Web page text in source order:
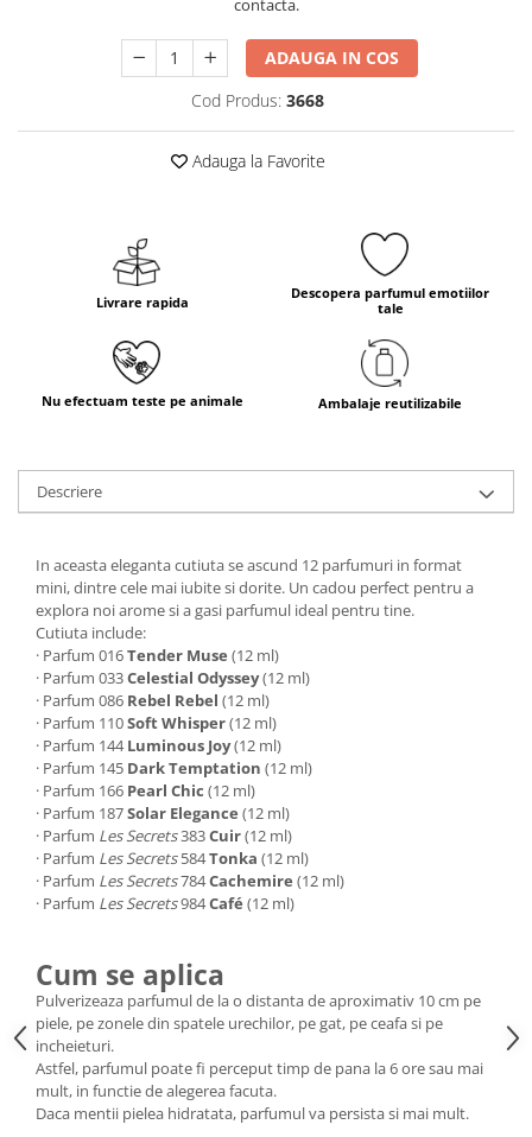
contacta.
ADAUGA IN COS
Cod Produs: 3668
Adauga la Favorite
Livrare rapida
Descopera parfumul emotiilor
tale
Nu efectuam teste pe animale Ambalaje reutilizabile
Descriere
In aceasta eleganta cutiuta se ascund 12 parfumuri in format
mini, dintre cele mai iubite si dorite. Un cadou perfect pentru a
explora noi arome si a gasi parfumul ideal pentru tine.
Cutiuta include:
· Parfum 016Tender Muse (12 ml)
· Parfum 033Celestial Odyssey(12 ml)
· Parfum 086 Rebel Rebel (12 ml)
· Parfum 110Soft Whisper(12 ml)
· Parfum 144Luminous Joy(12 ml)
· Parfum 145 Dark Temptation (12 ml)
· Parfum 166 Pearl Chic (12 ml)
· Parfum 187Solar Elegance (12 ml)
· Parfum Les Secrets383Cuir(12 ml)
· Parfum Les Secrets584Tonka (12 ml)
· Parfum Les Secrets784Cachemire (12 ml)
· Parfum Les Secrets984Café (12 ml)
Cum se aplica
Pulverizeaza parfumul de la o distanta de aproximativ 10 cm pe
piele, pe zonele din spatele urechilor, pe gat, pe ceafa si pe
incheieturi.
Astfel, parfumul poate fi perceput timp de pana la 6 ore sau mai
mult, in functie de alegerea facuta.
Daca mentii pielea hidratata, parfumul va persista si mai mult.